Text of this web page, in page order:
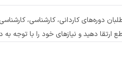
دوره‌های کاردانی، کارشناسی،
ارتقا دهید و نیازهای خود را با توجه